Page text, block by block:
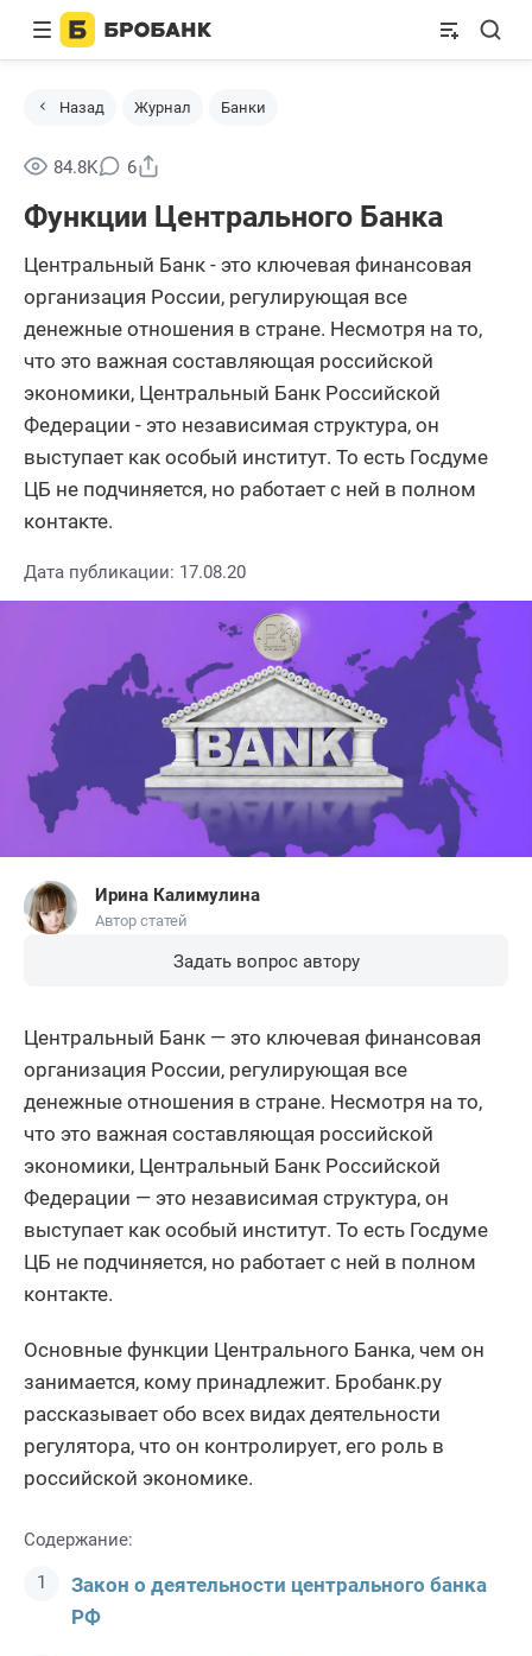
Назад Журнал Банки
84.8K 6
Функции Центрального Банка
Центральный Банк - это ключевая финансовая
организация России, регулирующая все
денежные отношения в стране. Несмотря на то,
что это важная составляющая российской
экономики, Центральный Банк Российской
Федерации - это независимая структура, он
выступает как особый институт. То есть Госдуме
ЦБ не подчиняется, но работает с ней в полном
контакте.
Дата публикации: 17.08.20
Ирина Калимулина
Автор статей
Задать вопрос автору
Центральный Банк — это ключевая финансовая
организация России, регулирующая все
денежные отношения в стране. Несмотря на то,
что это важная составляющая российской
экономики, Центральный Банк Российской
Федерации — это независимая структура, он
выступает как особый институт. То есть Госдуме
ЦБ не подчиняется, но работает с ней в полном
контакте.
Основные функции Центрального Банка, чем он
занимается, кому принадлежит. Бробанк.ру
рассказывает обо всех видах деятельности
регулятора, что он контролирует, его роль в
российской экономике.
Содержание:
Закон о деятельности центрального банка
РФ